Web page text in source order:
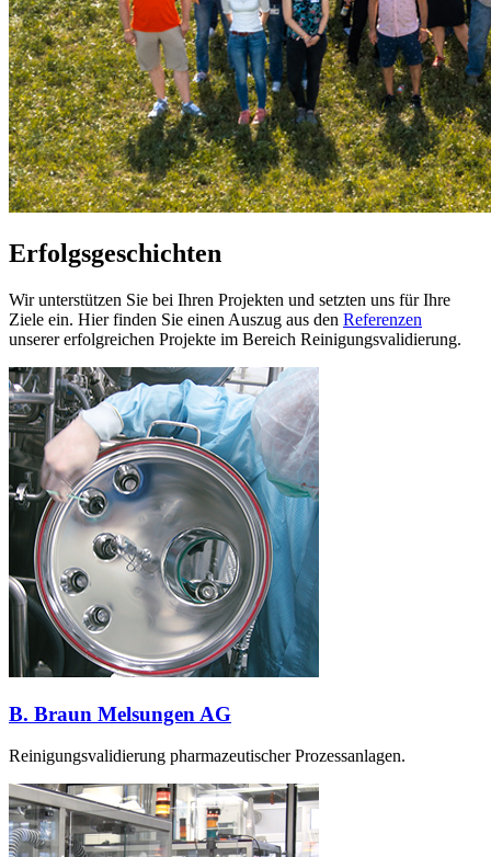
Erfolgsgeschichten
Wir unterstützen Sie bei Ihren Projekten und setzten uns für Ihre
Ziele ein. Hier finden Sie einen Auszug aus den Referenzen
unserer erfolgreichen Projekte im Bereich Reinigungsvalidierung.
B. Braun Melsungen AG
Reinigungsvalidierung pharmazeutischer Prozessanlagen.